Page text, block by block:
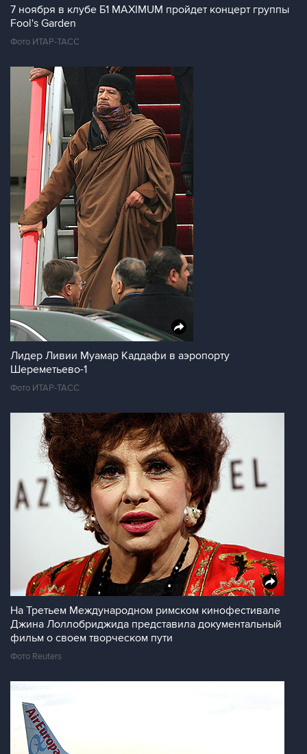
7 ноября в клубе Б1 MAXIMUM пройдет концерт группы
Fool's Garden
Фото ИТАР-ТАСС
Лидер Ливии Муамар Каддафи в аэропорту
Шереметьево-1
Фото ИТАР-ТАСС
На Третьем Международном римском кинофестивале
Джина Лоллобриджида представила документальный
фильм о своем творческом пути
Фото Reuters